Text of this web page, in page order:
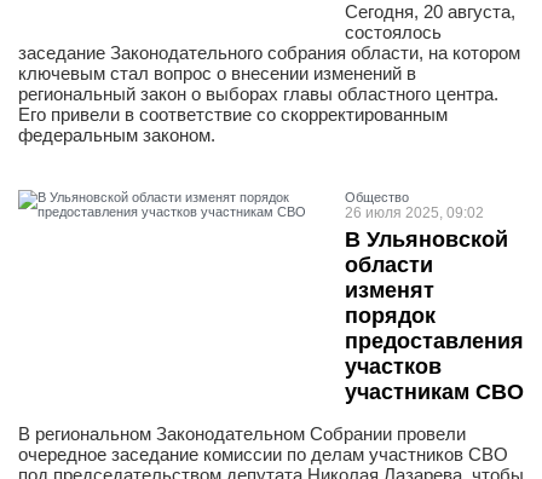
Сегодня, 20 августа,
состоялось
заседание Законодательного собрания области, на котором
ключевым стал вопрос о внесении изменений в
региональный закон о выборах главы областного центра.
Его привели в соответствие со скорректированным
федеральным законом.
Общество
26 июля 2025, 09:02
В Ульяновской
области
изменят
порядок
предоставления
участков
участникам СВО
В региональном Законодательном Собрании провели
очередное заседание комиссии по делам участников СВО
под председательством депутата Николая Лазарева, чтобы